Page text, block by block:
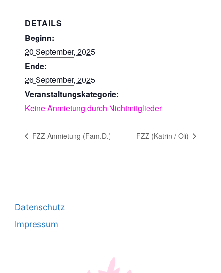
DETAILS
Beginn:
20 September, 2025
Ende:
26 September, 2025
Veranstaltungskategorie:
Keine Anmietung durch Nichtmitglieder
FZZ Anmietung (Fam.D.) FZZ (Katrin / Oli)
Datenschutz
Impressum